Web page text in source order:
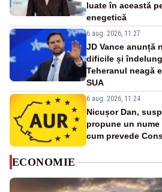
luate în această
enegetică
6 aug. 2026, 11:27
JD Vance anunță
dificile și
Teheranul neagă
SUA
6 aug. 2026, 11:24
Nicușor Dan,
propune un
cum prevede
ECONOMIE